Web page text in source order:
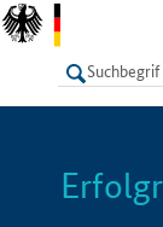
LISTE